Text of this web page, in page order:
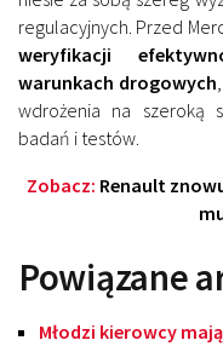
regulacyjnych. Przed
weryfikacji
warunkach drogowych
wdrożenia na szeroką
badań i testów.
Zobacz: Renault
Powiązane
Młodzi kierowcy